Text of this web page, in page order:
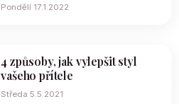
Pondělí 17.1.2022
4 způsoby, jak vylepšit styl
vašeho přítele
Středa 5.5.2021